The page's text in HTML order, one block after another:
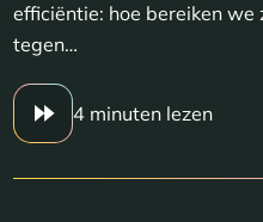
efficiëntie: hoe bereiken we
tegen…
4 minuten lezen